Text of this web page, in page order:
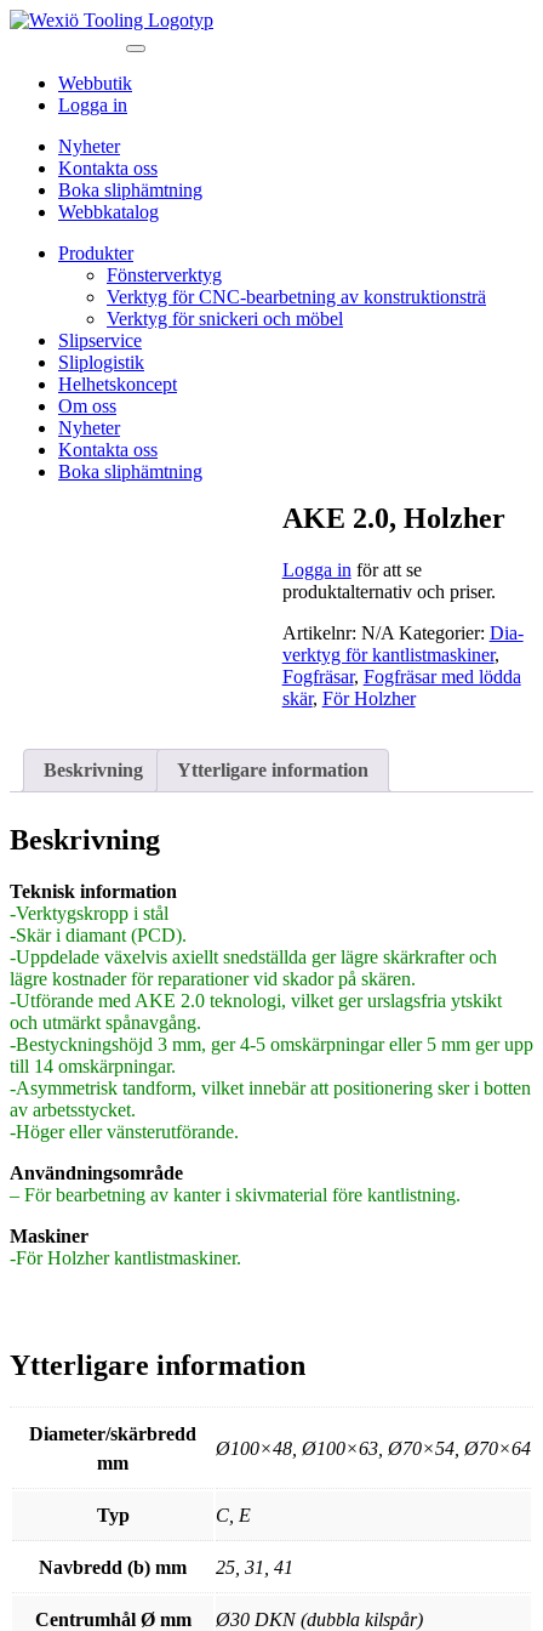
Webbutik
Logga in
Nyheter
Kontakta oss
Boka sliphämtning
Webbkatalog
Produkter
Fönsterverktyg
Verktyg för CNC-bearbetning av konstruktionsträ
Verktyg för snickeri och möbel
Slipservice
Sliplogistik
Helhetskoncept
Om oss
Nyheter
Kontakta oss
Boka sliphämtning
AKE 2.0, Holzher
Logga in för att se
produktalternativ och priser.
Artikelnr: N/A Kategorier: Dia-
verktyg för kantlistmaskiner,
Fogfräsar, Fogfräsar med lödda
skär, För Holzher
Beskrivning Ytterligare information
Beskrivning
Teknisk information
-Verktygskropp i stål
-Skär i diamant (PCD).
-Uppdelade växelvis axiellt snedställda ger lägre skärkrafter och
lägre kostnader för reparationer vid skador på skären.
-Utförande med AKE 2.0 teknologi, vilket ger urslagsfria ytskikt
och utmärkt spånavgång.
-Bestyckningshöjd 3 mm, ger 4-5 omskärpningar eller 5 mm ger upp
till 14 omskärpningar.
-Asymmetrisk tandform, vilket innebär att positionering sker i botten
av arbetsstycket.
-Höger eller vänsterutförande.
Användningsområde
– För bearbetning av kanter i skivmaterial före kantlistning.
Maskiner
-För Holzher kantlistmaskiner.
Ytterligare information
Diameter/skärbredd
mm
Ø100×48, Ø100×63, Ø70×54, Ø70×64
Typ C, E
Navbredd (b) mm 25, 31, 41
Centrumhål Ø mm Ø30 DKN (dubbla kilspår)